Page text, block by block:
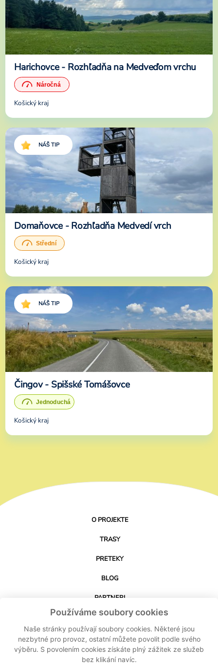
Používáme soubory cookies
Naše stránky používají soubory cookies. Některé jsou
nezbytné pro provoz, ostatní můžete povolit podle svého
výběru. S povolením cookies získáte plný zážitek ze služeb
bez klikání navíc.
Harichovce - Rozhľadňa na Medveďom vrchu
Košický kraj
NÁŠ TIP
Domaňovce - Rozhľadňa Medvedí vrch
Košický kraj
NÁŠ TIP
Čingov - Spišské Tomášovce
Košický kraj
O PROJEKTE
TRASY
PRETEKY
BLOG
PARTNERI
KONTAKT
STIAHNUŤ APLIKÁCIU